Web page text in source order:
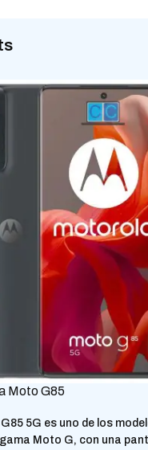
Moto G85
5G es uno de los
Moto G, con una